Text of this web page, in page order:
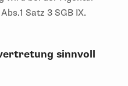
Satz 3 SGB IX.
sinnvoll